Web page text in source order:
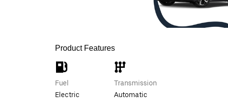
Product Features
Fuel
Electric
Transmission
Automatic